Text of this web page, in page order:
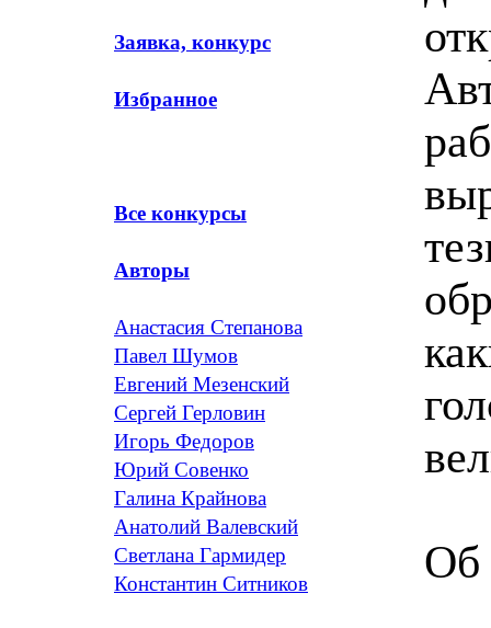
Заявка, конкурс
Избранное
Все конкурсы
Авторы
Анастасия Степанова
Павел Шумов
Евгений Мезенский
Сергей Герловин
Игорь Федоров
Юрий Совенко
Галина Крайнова
Анатолий Валевский
Светлана Гармидер
Константин Ситников
Об